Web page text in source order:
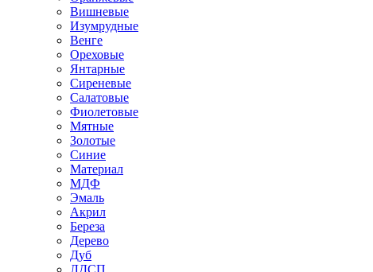
Вишневые
Изумрудные
Венге
Ореховые
Янтарные
Сиреневые
Салатовые
Фиолетовые
Мятные
Золотые
Синие
Материал
МДФ
Эмаль
Акрил
Береза
Дерево
Дуб
ЛДСП